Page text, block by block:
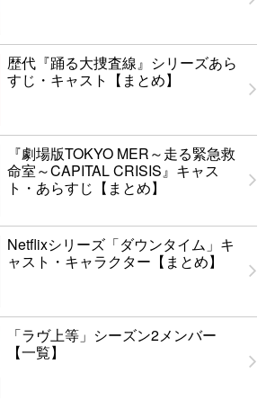
歴代『踊る大捜査線』シリーズあら
すじ・キャスト【まとめ】
『劇場版TOKYO MER～走る緊急救
命室～CAPITAL CRISIS』キャス
ト・あらすじ【まとめ】
Netflixシリーズ「ダウンタイム」キ
ャスト・キャラクター【まとめ】
「ラヴ上等」シーズン2メンバー
【一覧】